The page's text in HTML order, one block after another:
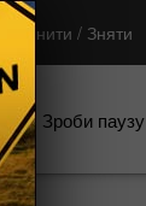
Поповнити / Зняти
Зроби паузу